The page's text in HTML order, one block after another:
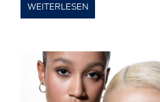
WEITERLESEN